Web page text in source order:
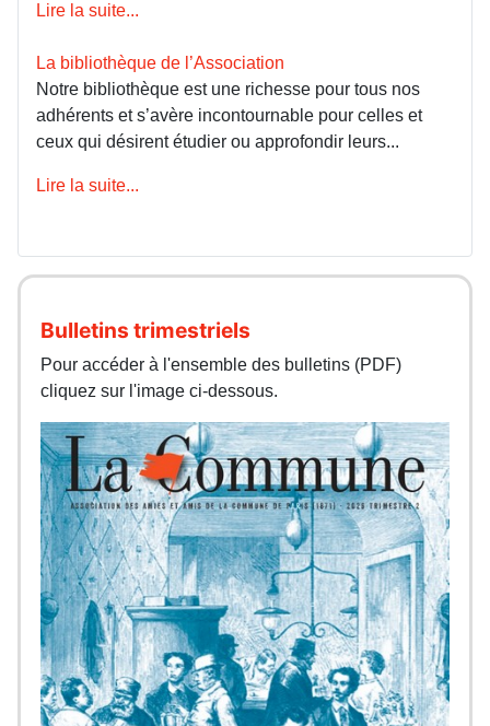
Lire la suite...
La bibliothèque de l’Association
Notre bibliothèque est une richesse pour tous nos
adhérents et s’avère incontournable pour celles et
ceux qui désirent étudier ou approfondir leurs...
Lire la suite...
Bulletins trimestriels
Pour accéder à l'ensemble des bulletins (PDF)
cliquez sur l'image ci-dessous.